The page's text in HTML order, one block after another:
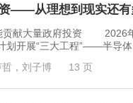
——从理想到现实还有
献大量政府投资 2026年
划开展“三大工程”——半导
哲，刘子博 13 页